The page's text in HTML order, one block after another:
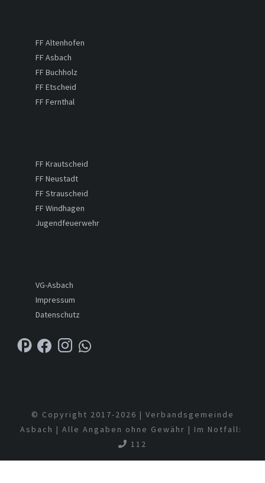
FF Altenhofen
FF Asbach
FF Buchholz
FF Etscheid
FF Fernthal
FF Krautscheid
FF Neustadt
FF Strauscheid
FF Windhagen
Jugendfeuerwehr
VG-Asbach
Impressum
Datenschutz
© Copyright 2017-2026 | Verbandsgemeinde
Asbach | Alle Angaben ohne Gewähr | Im Notfall:
112